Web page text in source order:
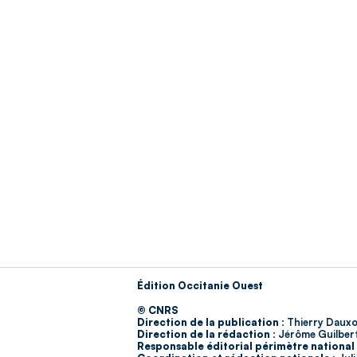
Édition Occitanie Ouest
© CNRS
Direction de la publication : Thierry
Direction de la rédaction : Jérôme
Responsable éditorial périmètre national